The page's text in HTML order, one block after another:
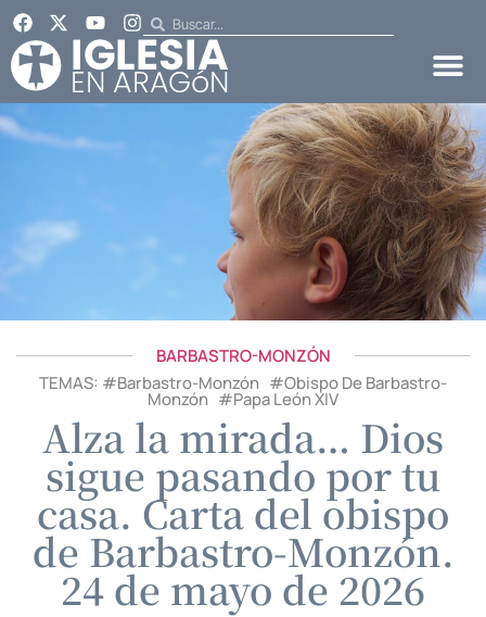
BARBASTRO-MONZÓN
TEMAS: #Barbastro-Monzón #Obispo De Barbastro-
Monzón #Papa León XIV
Alza la mirada… Dios
sigue pasando por tu
casa. Carta del obispo
de Barbastro-Monzón.
24 de mayo de 2026